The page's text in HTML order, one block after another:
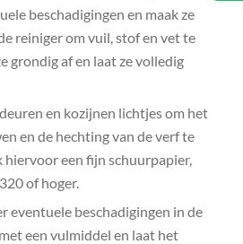
beschadigingen en maak ze
reiniger om vuil, stof en vet te
grondig af en laat ze volledig
en kozijnen lichtjes om het
en de hechting van de verf te
een fijn schuurpapier,
of hoger.
eventuele beschadigingen in de
een vulmiddel en laat het